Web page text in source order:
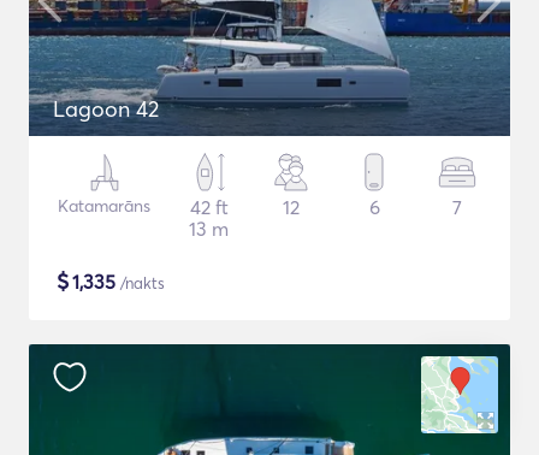
Lagoon 42
Katamarāns
42 ft
13 m
12 6 7
$1,335 /nakts